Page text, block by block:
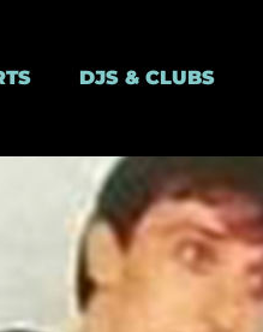
DJS & CLUBS